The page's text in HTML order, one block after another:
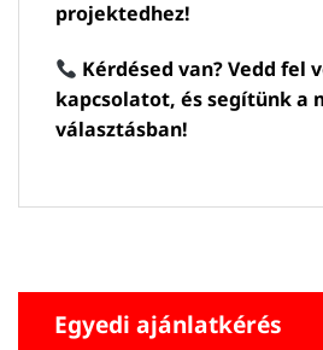
projektedhez!
Kérdésed van? Vedd fel
kapcsolatot, és segítünk a
választásban!
Egyedi ajánlatkérés